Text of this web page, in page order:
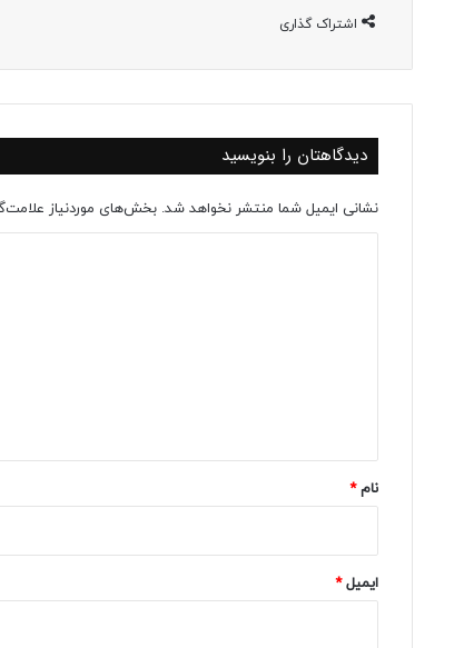
اشتراک گذاری
دیدگاهتان را بنویسید
نشانی ایمیل شما منتشر نخواهد شد. بخش‌های موردنیاز
نام*
ایمیل*